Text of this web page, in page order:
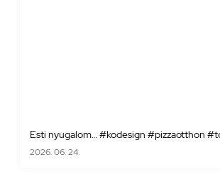
Esti nyugalom… #kodesign #pizzaotthon
2026. 06. 24.